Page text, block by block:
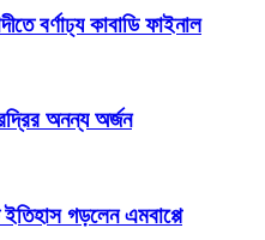
বর্ণাঢ্য কাবাডি ফাইনাল
অনন্য অর্জন
গড়লেন এমবাপ্পে